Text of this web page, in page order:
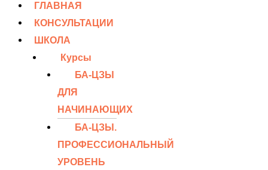
ГЛАВНАЯ
КОНСУЛЬТАЦИИ
ШКОЛА
Курсы
БА-ЦЗЫ
ДЛЯ
НАЧИНАЮЩИХ
БА-ЦЗЫ.
ПРОФЕССИОНАЛЬНЫЙ
УРОВЕНЬ